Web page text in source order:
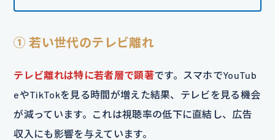
① 若い世代のテレビ離れ
テレビ離れは特に若者層で顕著です。スマホでYouTub
eやTikTokを見る時間が増えた結果、テレビを見る機会
が減っています。これは視聴率の低下に直結し、広告
収入にも影響を与えています。